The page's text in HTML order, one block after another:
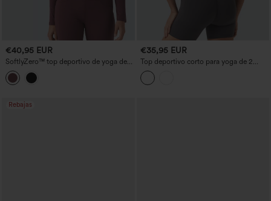
€40,95 EUR
SoftlyZero™ top deportivo de yoga de
manga larga en tejido tipo peluche, con
escote asimétrico y efecto push-up
€35,95 EUR
Top deportivo corto para yoga de 2
piezas, con un solo hombro y manga
corta, con sujetador integrado y secado
rápido
Rebajas